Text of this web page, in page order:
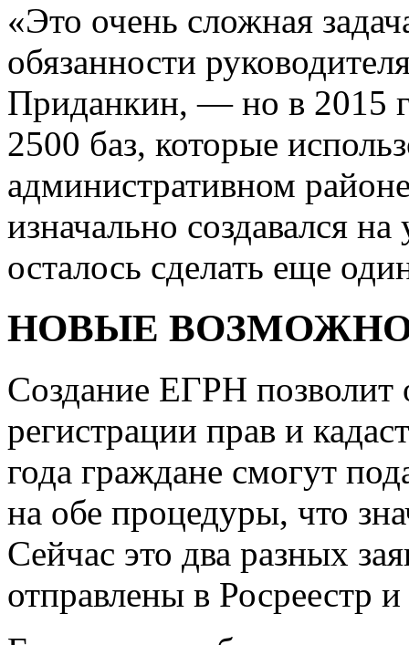
«Это очень сложная
обязанности
Приданкин, — но в 2015
2500 баз, которые
административном
изначально создавался
осталось сделать еще
НОВЫЕ
Создание ЕГРН позволит
регистрации прав и
года граждане смогут
на обе процедуры, что
Сейчас это два разных
отправлены в Росреестр